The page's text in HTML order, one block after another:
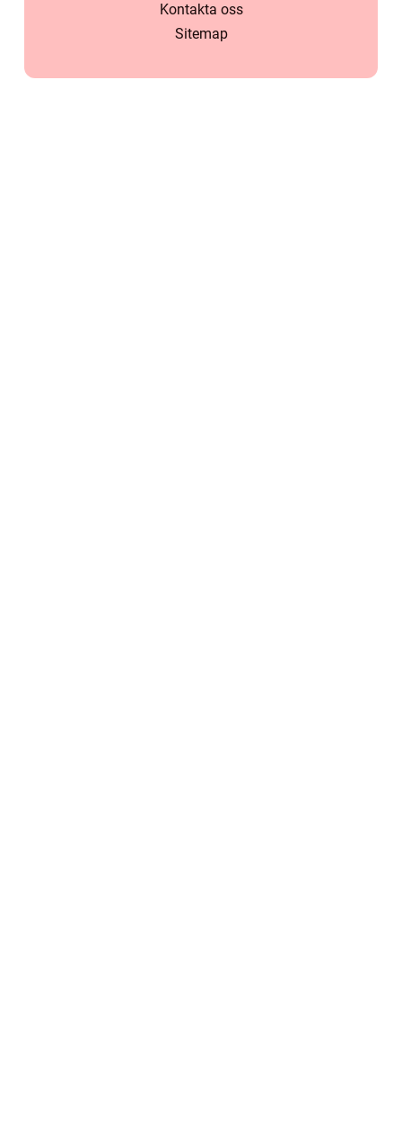
Kontakta oss
Sitemap